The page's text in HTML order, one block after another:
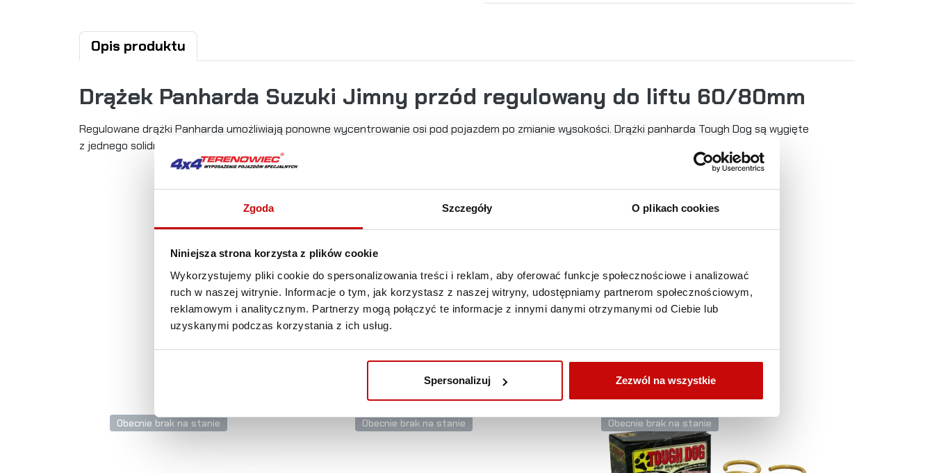
Zgoda Szczegóły O plikach cookies
Niniejsza strona korzysta z plików cookie
Wykorzystujemy pliki cookie do spersonalizowania treści i reklam, aby oferować funkcje społecznościowe i analizować
ruch w naszej witrynie. Informacje o tym, jak korzystasz z naszej witryny, udostępniamy partnerom społecznościowym,
reklamowym i analitycznym. Partnerzy mogą połączyć te informacje z innymi danymi otrzymanymi od Ciebie lub
uzyskanymi podczas korzystania z ich usług.
Spersonalizuj Zezwól na wszystkie
Opis produktu
Drążek Panharda Suzuki Jimny przód regulowany do liftu 60/80mm
Regulowane drążki Panharda umożliwiają ponowne wycentrowanie osi pod pojazdem po zmianie wysokości. Drążki panharda Tough Dog są wygięte
z jednego solidnego pręta w celu zwiększenia wytrzymałości i można je regulować w celu pokrycia szerokiego zakresu wysokości pojazdów.
DARMOWA DOSTAWA!
WSZYSTKIE ZAMÓWIENIA W NASZYM SKLEPIE
DOSTARCZYMY CI KURIEREM DPD NA TERENIE
POLSKI ZA DARMO!
ZOBACZ TAKŻE
Obecnie brak na stanie Obecnie brak na stanie Obecnie brak na stanie